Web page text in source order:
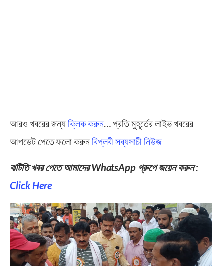
আরও খবরের জন্যক্লিক করুন… প্রতি মুহূর্তের লাইভ খবরের
আপডেট পেতে ফলো করুনবিপ্লবী সব্যসাচী নিউজ
ঝটিতি খবর পেতে আমাদের WhatsApp গ্রুপে জয়েন করুন :
Click Here